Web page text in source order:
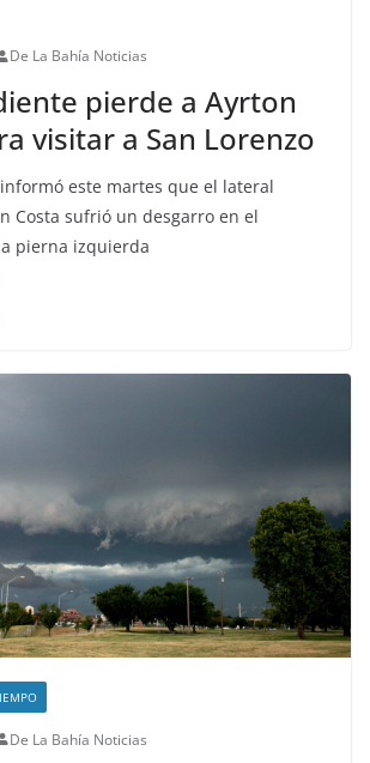
De La Bahía Noticias
pierde a Ayrton
visitar a San Lorenzo
este martes que el lateral
Costa sufrió un desgarro en el
pierna izquierda
De La Bahía Noticias